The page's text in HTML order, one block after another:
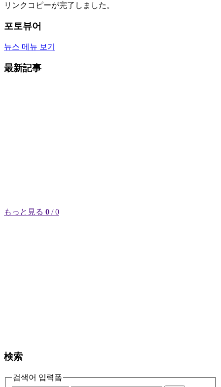
リンクコピーが完了しました。
포토뷰어
뉴스 메뉴 보기
最新記事
もっと見る 0 / 0
検索
검색어 입력폼